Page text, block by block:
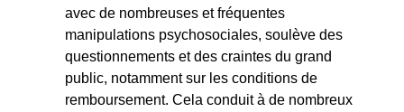
avec de nombreuses et fréquentes
manipulations psychosociales, soulève des
questionnements et des craintes du grand
public, notamment sur les conditions de
remboursement. Cela conduit à de nombreux